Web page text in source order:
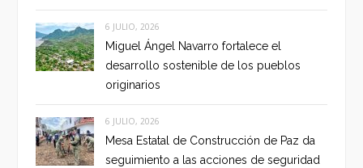
6 JULIO, 2026
Miguel Ángel Navarro fortalece el
desarrollo sostenible de los pueblos
originarios
6 JULIO, 2026
Mesa Estatal de Construcción de Paz da
seguimiento a las acciones de seguridad